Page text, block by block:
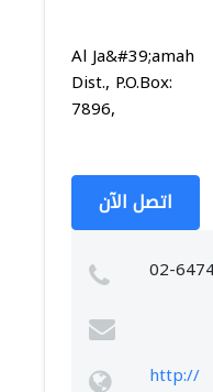
Al Ja&#39;amah
Dist., P.O.Box:
7896,
اتصل الآن
02-
http://